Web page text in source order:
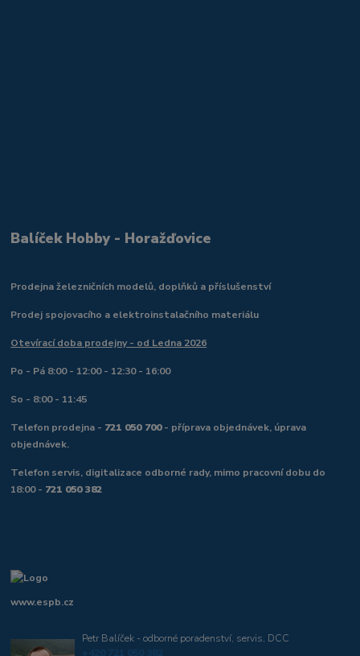
Balíček Hobby - Horažďovice
Prodejna železničních modelů, doplňků a příslušenství
Prodej spojovacího a elektroinstalačního materiálu
Otevírací doba prodejny - od Ledna 2026
Po - Pá 8:00 - 12:00 - 12:30 - 16:00
So - 8:00 - 11:45
Telefon prodejna - 721 050 700- příprava objednávek, úprava
objednávek.
Telefon servis, digitalizace odborné rady, mimo pracovní dobu do
18:00 - 721 050 382
www.espb.cz
Petr Balíček - odborné poradenství, servis, DCC
+420 721 050 382